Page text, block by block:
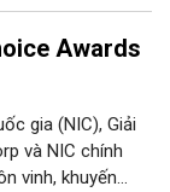
Awards
gia (NIC), Giải
và NIC chính
vinh, khuyến